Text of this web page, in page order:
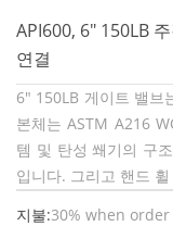
API600, 6" 150LB
연결
6" 150LB 게이트 밸브
본체는 ASTM A216
템 및 탄성 쐐기의 구
입니다. 그리고 핸드
지불:30% when